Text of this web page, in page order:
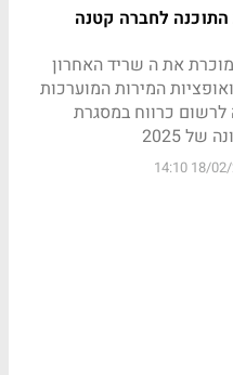
התוכנה לחברה קטנה
את ה שריד האחרון
המירות המוערכות
לרשום כרווח במסגרת
2025
18/02/